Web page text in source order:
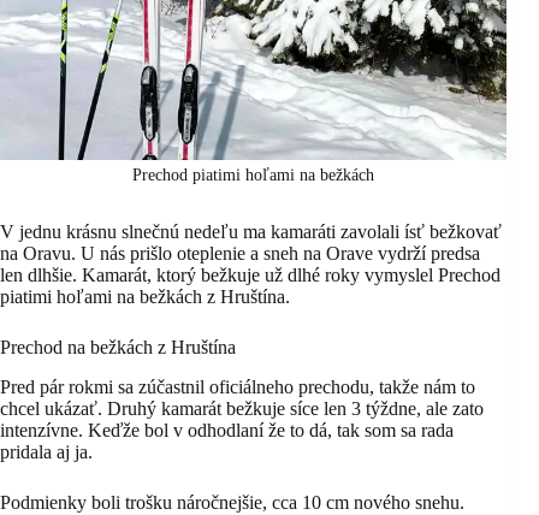
Prechod piatimi hoľami na bežkách
V jednu krásnu slnečnú nedeľu ma kamaráti zavolali ísť bežkovať
na Oravu. U nás prišlo oteplenie a sneh na Orave vydrží predsa
len dlhšie. Kamarát, ktorý bežkuje už dlhé roky vymyslel Prechod
piatimi hoľami na bežkách z Hruštína.
Prechod na bežkách z Hruštína
Pred pár rokmi sa zúčastnil oficiálneho prechodu, takže nám to
chcel ukázať. Druhý kamarát bežkuje síce len 3 týždne, ale zato
intenzívne. Keďže bol v odhodlaní že to dá, tak som sa rada
pridala aj ja.
Podmienky boli trošku náročnejšie, cca 10 cm nového snehu.